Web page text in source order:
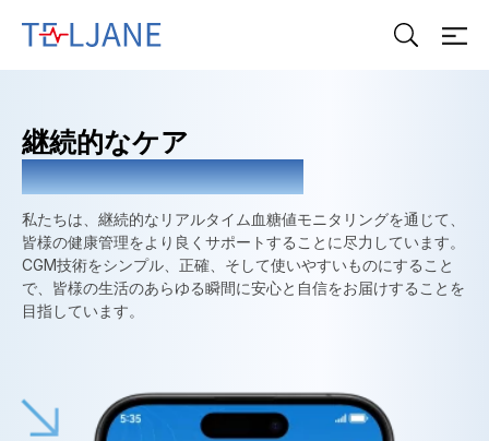
ー
ン
継続的なケア
あなたの健康のために
私たちは、継続的なリアルタイム血糖値モニタリングを通じて、
皆様の健康管理をより良くサポートすることに尽力しています。
CGM技術をシンプル、正確、そして使いやすいものにすること
で、皆様の生活のあらゆる瞬間に安心と自信をお届けすることを
目指しています。